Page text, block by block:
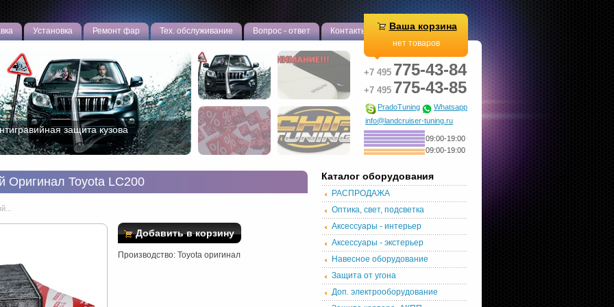
Установка Ремонт фар Тех. обслуживание Вопрос - ответ Контакты
защита кузова
эффективная противоугонная
Ваша корзина
нет товаров
+7 495 775-43-84
+7 495 775-43-85
PradoTuning
Whatsapp
info@landcruiser-tuning.ru
09:00-19:00
09:00-19:00
Оригинал Toyota LC200
Добавить в корзину
Производство: Toyota оригинал
Каталог оборудования
РАСПРОДАЖА
Оптика, свет, подсветка
Аксессуары - интерьер
Аксессуары - экстерьер
Навесное оборудование
Защита от угона
Доп. электрооборудование